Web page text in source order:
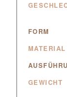
FORM
GEWICHT